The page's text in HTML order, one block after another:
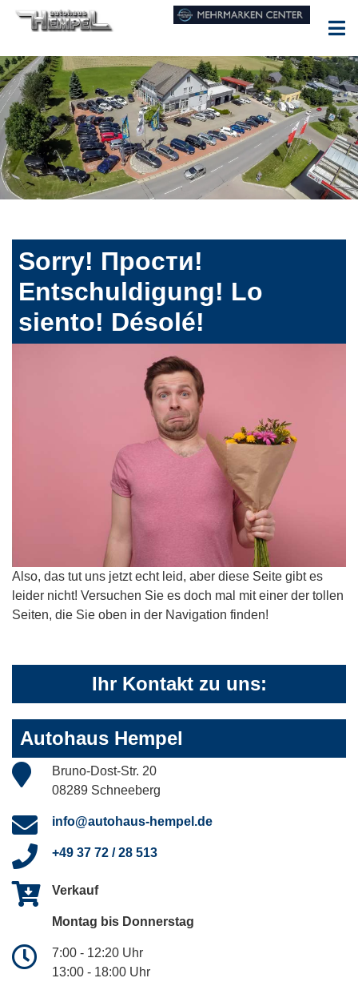
Sorry! Прости!
Entschuldigung! Lo
siento! Désolé!
Also, das tut uns jetzt echt leid, aber diese Seite gibt es
leider nicht! Versuchen Sie es doch mal mit einer der tollen
Seiten, die Sie oben in der Navigation finden!
Ihr Kontakt zu uns:
Autohaus Hempel
Bruno-Dost-Str. 20
08289 Schneeberg
info@autohaus-hempel.de
+49 37 72 / 28 513
Verkauf
Montag bis Donnerstag
7:00 - 12:20 Uhr
13:00 - 18:00 Uhr